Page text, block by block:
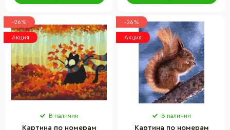
-26%
Акция
В наличии
Картина по номерам
-26%
Акция
В наличии
Картина по номерам